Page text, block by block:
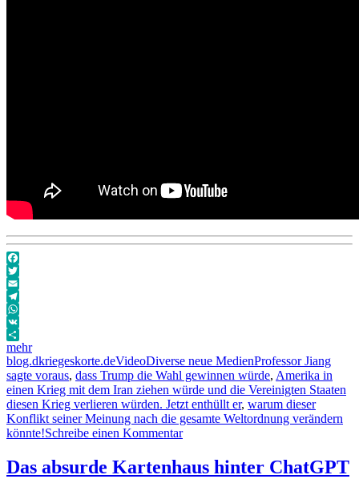
Facebook
Twitter
Email
Telegram
WhatsApp
VK
mehr
Autor
blog.dkriegeskorte.deVeröffentlicht
am
Format
VideoKategorien
Diverse neue MedienSchlagwörter
Professor Jiang
sagte voraus, dass Trump die Wahl gewinnen würde, Amerika in
einen Krieg mit dem Iran ziehen würde und die Vereinigten Staaten
diesen Krieg verlieren würden. Jetzt enthüllt er, warum dieser
Konflikt seiner Meinung nach die gesamte Weltordnung verändern
könnte!Schreibe einen Kommentarzu
Experte
warnt:
Das absurde Kartenhaus hinter ChatGPT